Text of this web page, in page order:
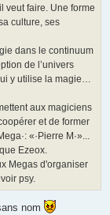
veut faire. Une forme
culture, ses
dans le continuum
de l’univers
y utilise la magie…
aux magiciens
et de former
«·Pierre M·»...
Ezeox.
Megas d'organiser
psy.
nom